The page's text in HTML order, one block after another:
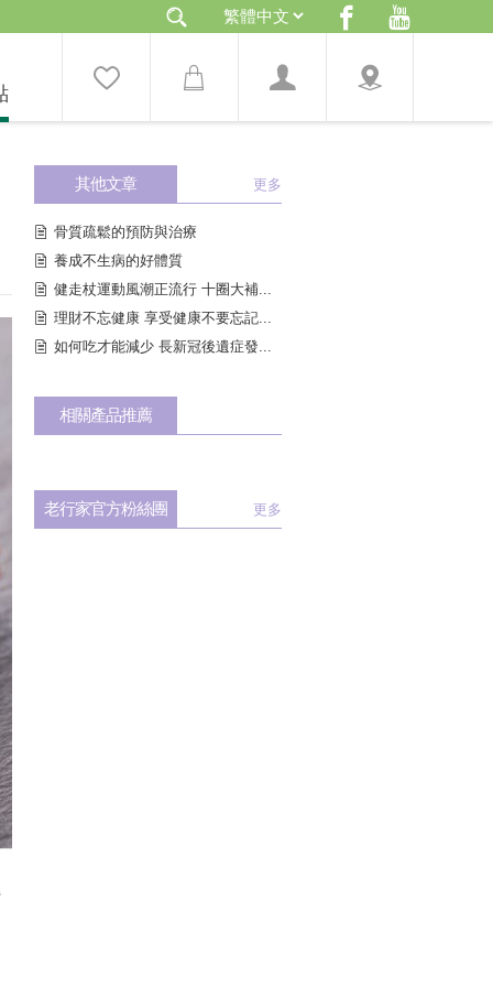
其他文章 更多
骨質疏鬆的預防與治療
養成不生病的好體質
健走杖運動風潮正流行 十圈大補...
理財不忘健康 享受健康不要忘記...
如何吃才能減少 長新冠後遺症發...
相關產品推薦
老行家官方粉絲團 更多